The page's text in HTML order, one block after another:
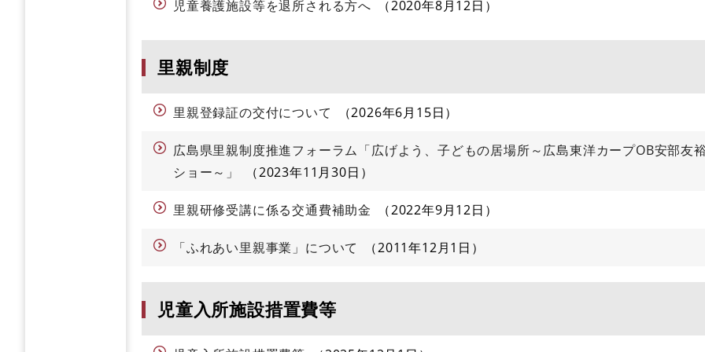
児童養護施設等を退所される方へ 2020年8月12日
里親制度
里親登録証の交付について 2026年6月15日
広島県里親制度推進フォーラム「広げよう、子どもの居場所～広島東洋カープOB安部友
ショー～」
2023年11月30日
里親研修受講に係る交通費補助金 2022年9月12日
「ふれあい里親事業」について 2011年12月1日
児童入所施設措置費等